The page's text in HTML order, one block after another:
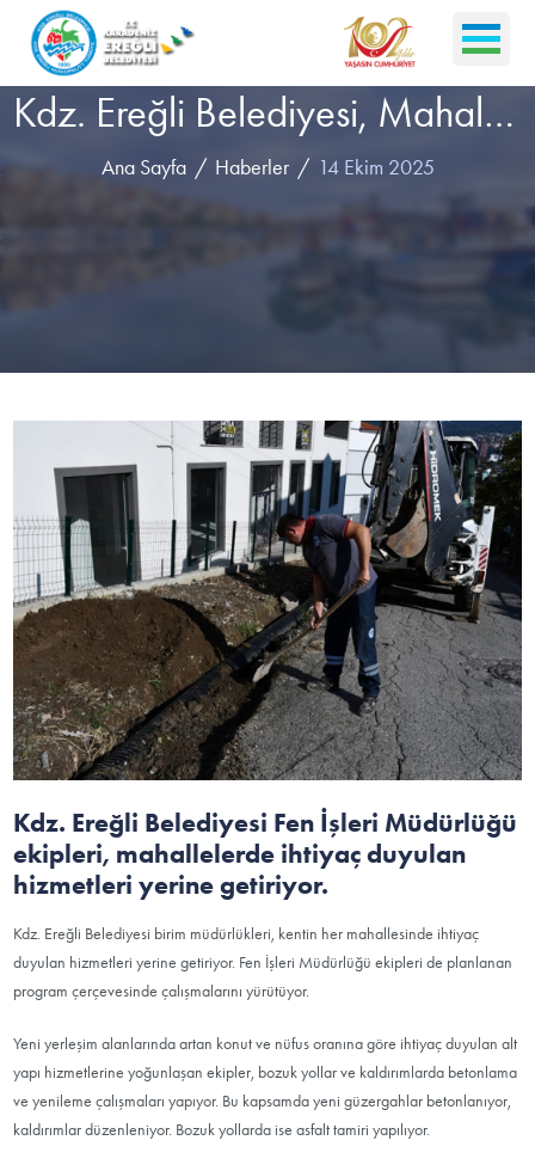
Kdz. Ereğli Belediyesi, Mahallelerde Çalışıyor
Ana Sayfa Haberler 14 Ekim 2025
Kdz. Ereğli Belediyesi Fen İşleri Müdürlüğü
ekipleri, mahallelerde ihtiyaç duyulan
hizmetleri yerine getiriyor.
Kdz. Ereğli Belediyesi birim müdürlükleri, kentin her mahallesinde ihtiyaç
duyulan hizmetleri yerine getiriyor. Fen İşleri Müdürlüğü ekipleri de planlanan
program çerçevesinde çalışmalarını yürütüyor.
Yeni yerleşim alanlarında artan konut ve nüfus oranına göre ihtiyaç duyulan alt
yapı hizmetlerine yoğunlaşan ekipler, bozuk yollar ve kaldırımlarda betonlama
ve yenileme çalışmaları yapıyor. Bu kapsamda yeni güzergahlar betonlanıyor,
kaldırımlar düzenleniyor. Bozuk yollarda ise asfalt tamiri yapılıyor.